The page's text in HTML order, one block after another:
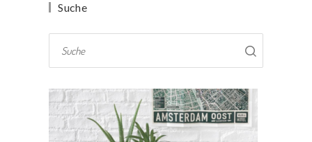
Suche